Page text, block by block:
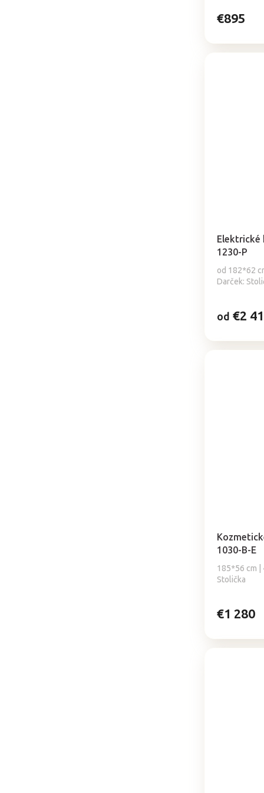
€895
Elektrické
1230-P
od 182*62
Darček:
od €2
1030-B-E
185*56 cm |
Stolička
€1 280